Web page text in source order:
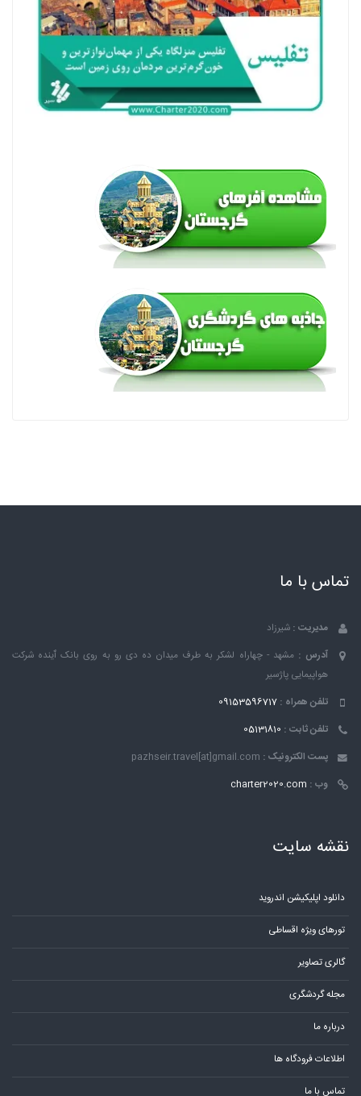
تماس با ما
مدیریت : شیرزاد
آدرس : مشهد - چهاراه لشکر به طرف میدان ده دی رو به روی بانک ٱینده شرکت
هواپیمایی پاژسیر
تلفن همراه : 09153596717
تلفن ثابت : 05131810
پست الکترونیک : pazhseir.travel[at]gmail.com
وب : charter2020.com
نقشه سایت
دانلود اپلیکیشن اندروید
تورهای ویژه اقساطی
گالری تصاویر
مجله گردشگری
درباره ما
اطلاعات فرودگاه ها
تماس با ما